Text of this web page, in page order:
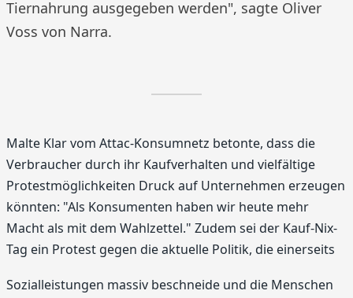
Tiernahrung ausgegeben werden", sagte Oliver
Voss von Narra.
Malte Klar vom Attac-Konsumnetz betonte, dass die
Verbraucher durch ihr Kaufverhalten und vielfältige
Protestmöglichkeiten Druck auf Unternehmen erzeugen
könnten: "Als Konsumenten haben wir heute mehr
Macht als mit dem Wahlzettel." Zudem sei der Kauf-Nix-
Tag ein Protest gegen die aktuelle Politik, die einerseits
Sozialleistungen massiv beschneide und die Menschen